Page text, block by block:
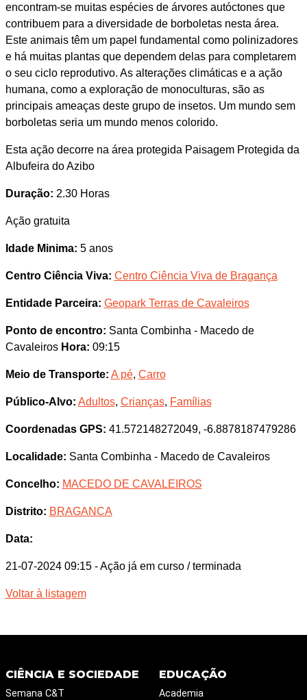
encontram-se muitas espécies de árvores autóctones que
contribuem para a diversidade de borboletas nesta área.
Este animais têm um papel fundamental como polinizadores
e há muitas plantas que dependem delas para completarem
o seu ciclo reprodutivo. As alterações climáticas e a ação
humana, como a exploração de monoculturas, são as
principais ameaças deste grupo de insetos. Um mundo sem
borboletas seria um mundo menos colorido.
Esta ação decorre na área protegida Paisagem Protegida da
Albufeira do Azibo
Duração: 2.30 Horas
Ação gratuita
Idade Minima: 5 anos
Centro Ciência Viva: Centro Ciência Viva de Bragança
Entidade Parceira: Geopark Terras de Cavaleiros
Ponto de encontro: Santa Combinha - Macedo de
Cavaleiros Hora: 09:15
Meio de Transporte: A pé, Carro
Público-Alvo: Adultos, Crianças, Famílias
Coordenadas GPS: 41.572148272049, -6.8878187479286
Localidade: Santa Combinha - Macedo de Cavaleiros
Concelho: MACEDO DE CAVALEIROS
Distrito: BRAGANCA
Data:
21-07-2024 09:15 - Ação já em curso / terminada
Voltar à listagem
CIÊNCIA E SOCIEDADE
Semana C&T
EDUCAÇÃO
Academia